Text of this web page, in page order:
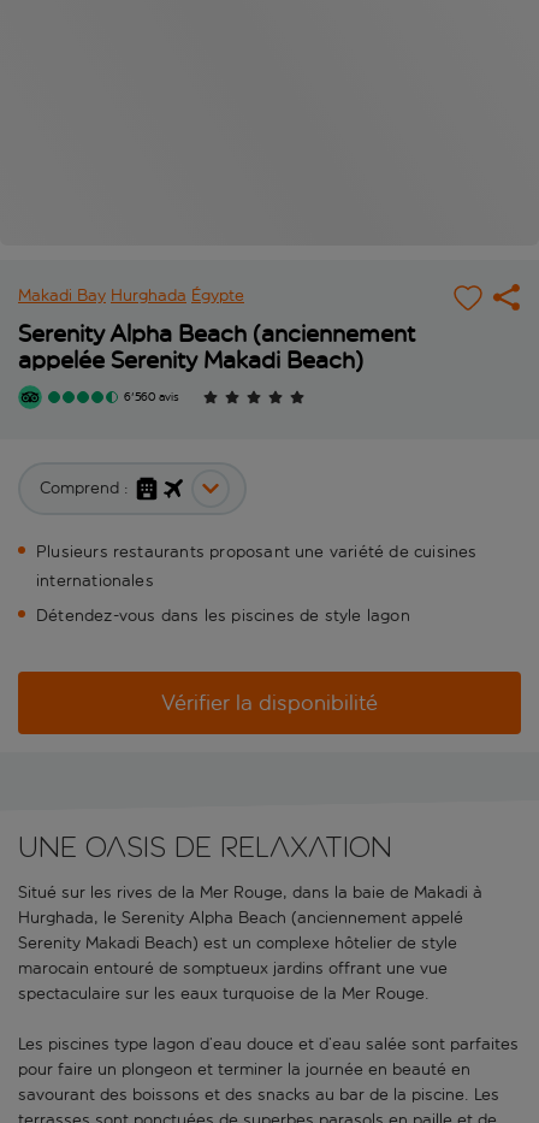
Makadi Bay Hurghada Égypte
Serenity Alpha Beach (anciennement
appelée Serenity Makadi Beach)
6'560 avis
Comprend :
Plusieurs restaurants proposant une variété de cuisines
internationales
Détendez-vous dans les piscines de style lagon
Vérifier la disponibilité
Une oasis de relaxation
Situé sur les rives de la Mer Rouge, dans la baie de Makadi à
Hurghada, le Serenity Alpha Beach (anciennement appelé
Serenity Makadi Beach) est un complexe hôtelier de style
marocain entouré de somptueux jardins offrant une vue
spectaculaire sur les eaux turquoise de la Mer Rouge.
Les piscines type lagon d’eau douce et d’eau salée sont parfaites
pour faire un plongeon et terminer la journée en beauté en
savourant des boissons et des snacks au bar de la piscine. Les